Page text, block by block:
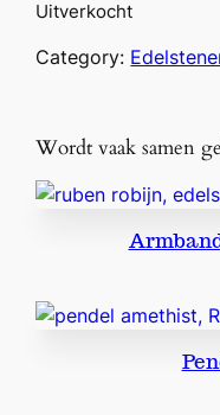
Uitverkocht
Category:
Wordt vaak samen